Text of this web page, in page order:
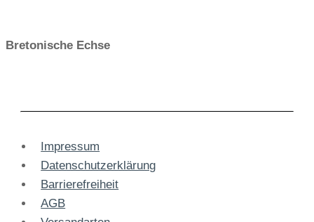
Bretonische Echse
Impressum
Datenschutzerklärung
Barrierefreiheit
AGB